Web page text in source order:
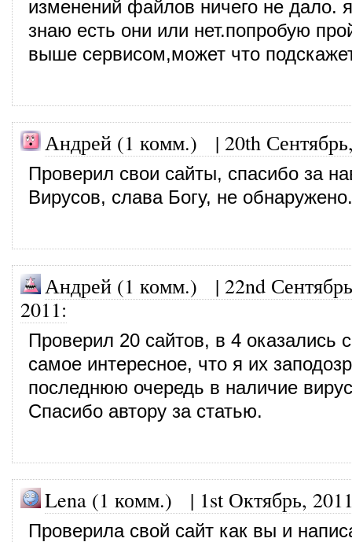
изменений файлов ничего не дало.
знаю есть они или нет.попробую
выше сервисом,может что
Андрей (1 комм.) | 20th
Проверил свои сайты, спасибо за
Вирусов, слава Богу, не обнаружено.
Андрей (1 комм.) | 22nd
2011:
Проверил 20 сайтов, в 4 оказались
самое интересное, что я их
последнюю очередь в наличие
Спасибо автору за статью.
Lena (1 комм.) | 1st Октябрь,
Проверила свой сайт как вы и